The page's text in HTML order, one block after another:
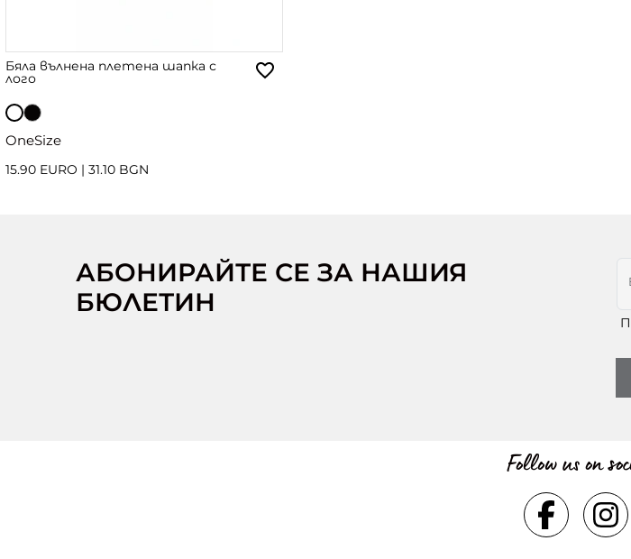
Бяла вълнена плетена шапка с
лого
OneSize
15.90 EURO | 31.10 BGN
АБОНИРАЙТЕ СЕ ЗА НАШИЯ
БЮЛЕТИН
Follow us on